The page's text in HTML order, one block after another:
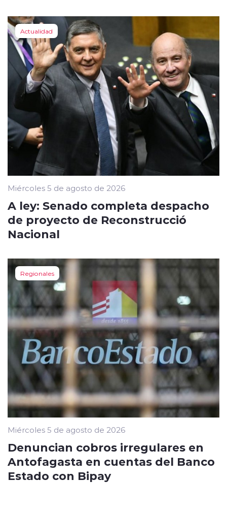
Actualidad
Miércoles 5 de agosto de 2026
A ley: Senado completa despacho
de proyecto de Reconstrucció
Nacional
Regionales
Miércoles 5 de agosto de 2026
Denuncian cobros irregulares en
Antofagasta en cuentas del Banco
Estado con Bipay